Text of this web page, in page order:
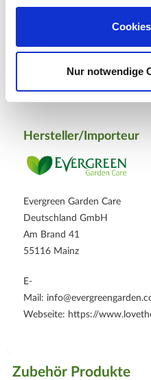
Nur notwendige
Populationen relevanter
> Hinweise zur Verwendung
Hersteller/Importeur
Evergreen Garden Care
Deutschland GmbH
Am Brand 41
55116 Mainz
E-
Mail:
Webseite: https://
Zubehör Produkte